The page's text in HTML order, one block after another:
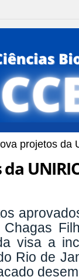
projetos da
visa a
Rio de